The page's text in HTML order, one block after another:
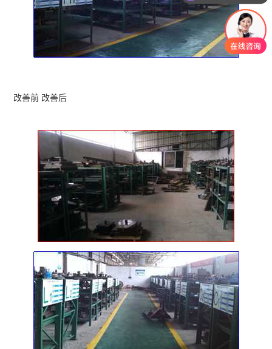
改善前 改善后